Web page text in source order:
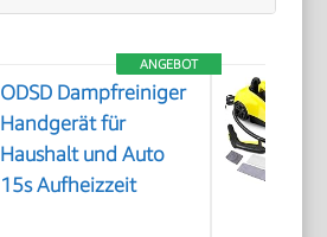
ANGEBOT
ODSD Dampfreiniger
Handgerät für
Haushalt und Auto
15s Aufheizzeit